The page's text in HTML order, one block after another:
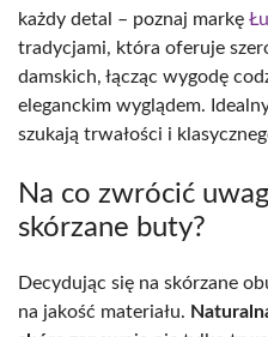
każdy detal – poznaj markę
tradycjami, która oferuje
damskich, łącząc wygodę
eleganckim wyglądem.
szukają trwałości i
Na co zwrócić
skórzane buty?
Decydując się na skórzane
na jakość materiału.